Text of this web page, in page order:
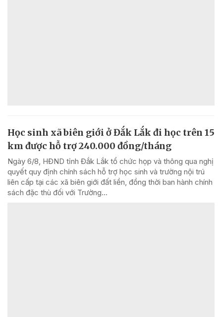
Học sinh xã biên giới ở Đắk Lắk đi học trên 15
km được hỗ trợ 240.000 đồng/tháng
Ngày 6/8, HĐND tỉnh Đắk Lắk tổ chức họp và thông qua nghị
quyết quy định chính sách hỗ trợ học sinh và trường nội trú
liên cấp tại các xã biên giới đất liền, đồng thời ban hành chính
sách đặc thù đối với Trường...